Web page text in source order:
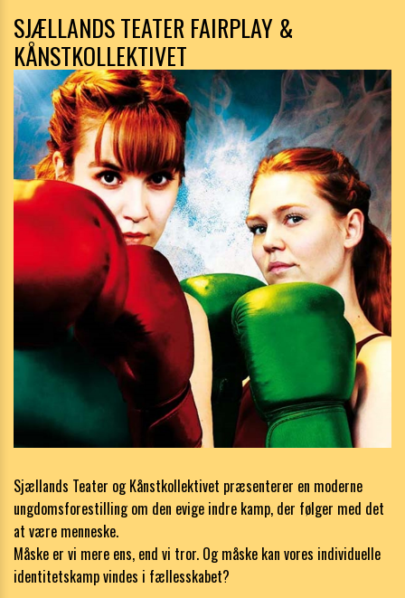
SJÆLLANDS TEATER FAIRPLAY &
KÅNSTKOLLEKTIVET
Sjællands Teater og Kånstkollektivet præsenterer en moderne
ungdomsforestilling om den evige indre kamp, der følger med det
at være menneske.
Måske er vi mere ens, end vi tror. Og måske kan vores individuelle
identitetskamp vindes i fællesskabet?